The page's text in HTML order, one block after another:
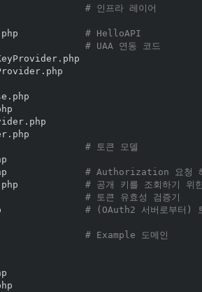
# 인프라 레이어
# HelloAPI
# UAA 연동 코드
# 토큰 모델
# Authorization 요청 헤
# 공개 키를 조회하기 위
# 토큰 유효성 검증기
# (OAuth2 서버로부터)
# Example 도메인